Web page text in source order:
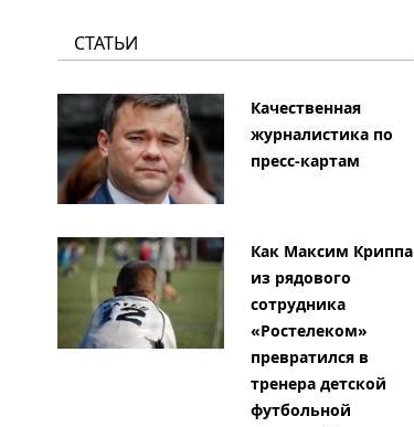
СТАТЬИ
Качественная
журналистика по
пресс-картам
Как Максим Криппа
из рядового
сотрудника
«Ростелеком»
превратился в
тренера детской
футбольной